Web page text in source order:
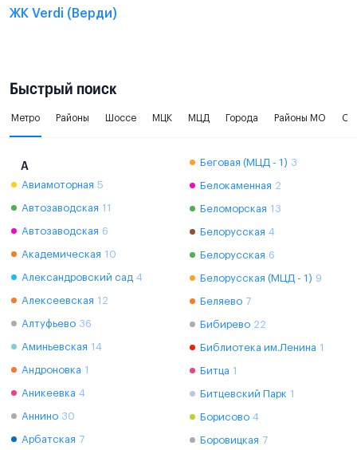
ЖК Verdi (Верди)
Быстрый поиск
Метро Районы Шоссе МЦК МЦД Города Районы МО
А
Авиамоторная 5
Автозаводская 11
Автозаводская 6
Академическая 10
Александровский сад 4
Алексеевская 12
Алтуфьево 36
Аминьевская 14
Андроновка 1
Аникеевка 4
Аннино 30
Арбатская 7
Беговая (МЦД - 1) 3
Белокаменная 2
Беломорская 13
Белорусская 4
Белорусская 6
Белорусская (МЦД - 1) 9
Беляево 7
Бибирево 22
Библиотека им.Ленина 1
Битца 1
Битцевский Парк 1
Борисово 4
Боровицкая 7